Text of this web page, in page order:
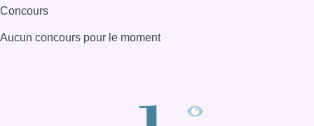
Concours
Aucun concours pour le moment